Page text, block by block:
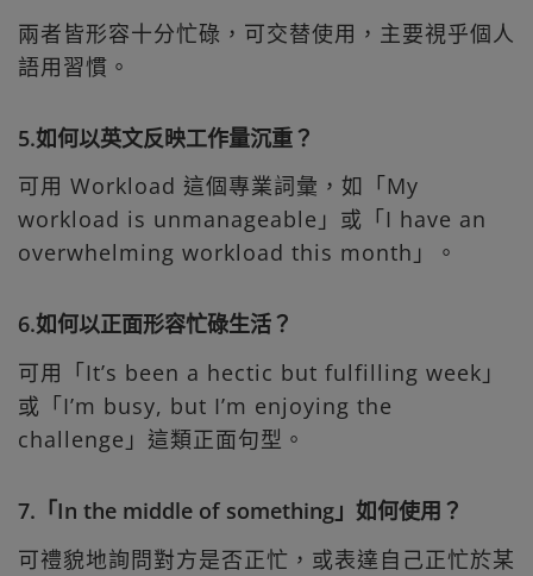
兩者皆形容十分忙碌，可交替使用，主要視乎個人
語用習慣。
5.如何以英文反映工作量沉重？
可用 Workload 這個專業詞彙，如「My
workload is unmanageable」或「I have an
overwhelming workload this month」。
6.如何以正面形容忙碌生活？
可用「It’s been a hectic but fulfilling week」
或「I’m busy, but I’m enjoying the
challenge」這類正面句型。
7.「In the middle of something」如何使用？
可禮貌地詢問對方是否正忙，或表達自己正忙於某